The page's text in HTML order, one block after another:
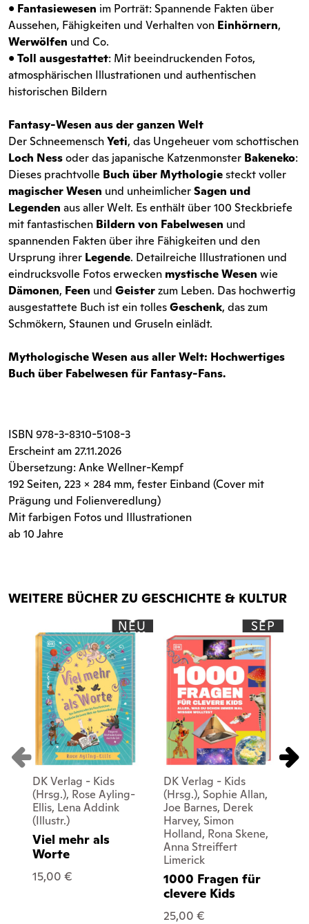
• Fantasiewesen im Porträt: Spannende Fakten über
Aussehen, Fähigkeiten und Verhalten von Einhörnern,
Werwölfen und Co.
•Toll ausgestattet: Mit beeindruckenden Fotos,
atmosphärischen Illustrationen und authentischen
historischen Bildern
Fantasy-Wesen aus der ganzen Welt
Der SchneemenschYeti, das Ungeheuer vom schottischen
Loch Nessoder das japanische Katzenmonster Bakeneko:
Dieses prachtvolle Buch über Mythologiesteckt voller
magischer Wesen und unheimlicherSagen und
Legenden aus aller Welt. Es enthält über 100 Steckbriefe
mit fantastischen Bildern von Fabelwesen und
spannenden Fakten über ihre Fähigkeiten und den
Ursprung ihrer Legende. Detailreiche Illustrationen und
eindrucksvolle Fotos erwecken mystische Wesen wie
Dämonen, Feen und Geisterzum Leben. Das hochwertig
ausgestattete Buch ist ein tollesGeschenk, das zum
Schmökern, Staunen und Gruseln einlädt.
MythologischeWesen aus aller Welt: Hochwertiges
Buch über Fabelwesen für Fantasy-Fans.
ISBN 978-3-8310-5108-3
Erscheint am 27.11.2026
Übersetzung: Anke Wellner-Kempf
192 Seiten, 223 x 284 mm, fester Einband (Cover mit
Prägung und Folienveredlung)
Mit farbigen Fotos und Illustrationen
ab 10 Jahre
WEITERE BÜCHER ZU GESCHICHTE & KULTUR
NEU
DK Verlag - Kids
(Hrsg.), Rose Ayling-
Ellis, Lena Addink
(Illustr.)
Viel mehr als
Worte
15,00 €
SEP
DK Verlag - Kids
(Hrsg.), Sophie Allan,
Joe Barnes, Derek
Harvey, Simon
Holland, Rona Skene,
Anna Streiffert
Limerick
1000 Fragen für
clevere Kids
25,00 €